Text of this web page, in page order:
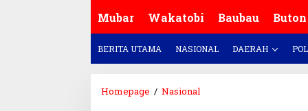
Mubar Wakatobi Baubau Buton
BERITA UTAMA NASIONAL DAERAH
Homepage / Nasional